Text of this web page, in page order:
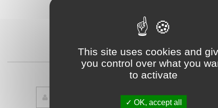
This site uses cookies and
you control over what you
to activate
OK, accept all
ou